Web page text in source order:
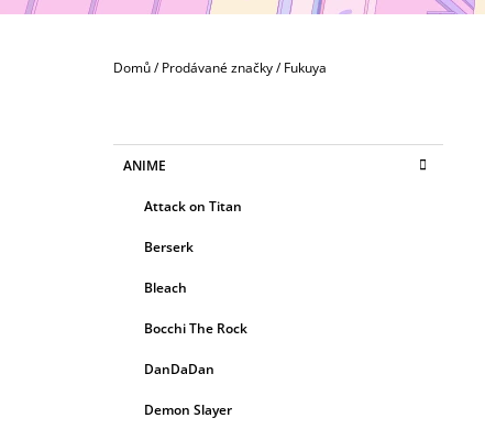
Domů/ Prodávané značky/ Fukuya
kategorie
K
AANIME
Attack on Titan
Berserk
Bleach
Bocchi The Rock
DanDaDan
Demon Slayer